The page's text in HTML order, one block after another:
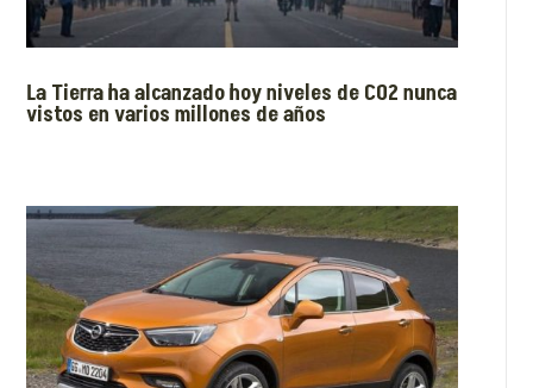
La Tierra ha alcanzado hoy niveles de CO2 nunca
vistos en varios millones de años